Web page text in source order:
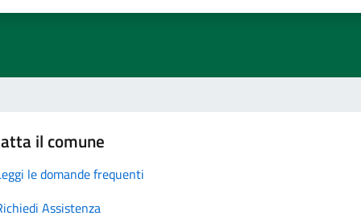
il comune
le domande frequenti
Assistenza